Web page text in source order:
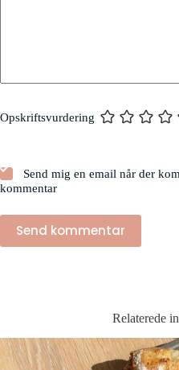
Opskriftsvurdering
Send mig en email når der
kommentar
Send kommentar
Relaterede